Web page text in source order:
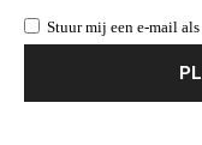
Stuur mij een e-mail